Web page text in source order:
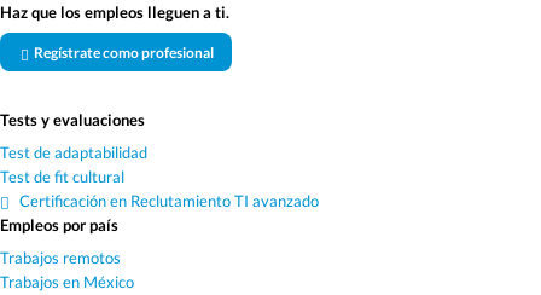
Haz que los empleos lleguen a ti.
Regístrate como profesional
Tests y evaluaciones
Test de adaptabilidad
Test de fit cultural
Certificación en Reclutamiento TI avanzado
Empleos por país
Trabajos remotos
Trabajos en México